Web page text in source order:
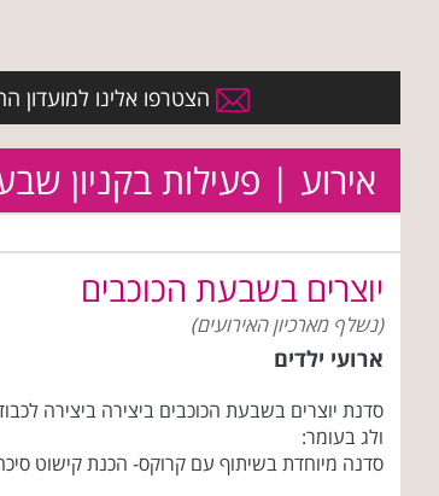
הצטרפו אלינו למועדון
אירוע | פעילות בקניון
יוצרים בשבעת הכוכבים
(נשלף מארכיון האירועים)
ארועי ילדים
סדנת יוצרים בשבעת הכוכבים ביצירה ביצירה
ולג בעומר:
סדנה מיוחדת בשיתוף עם קרוקס- הכנת קישוט